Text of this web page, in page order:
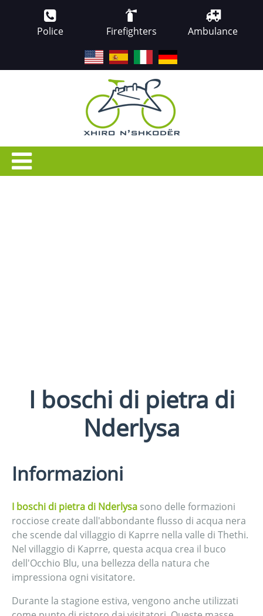
Police Firefighters Ambulance
I boschi di pietra di
Nderlysa
Informazioni
I boschi di pietra di Nderlysa sono delle formazioni
rocciose create dall'abbondante flusso di acqua nera
che scende dal villaggio di Kaprre nella valle di Thethi.
Nel villaggio di Kaprre, questa acqua crea il buco
dell'Occhio Blu, una bellezza della natura che
impressiona ogni visitatore.
Durante la stagione estiva, vengono anche utilizzati